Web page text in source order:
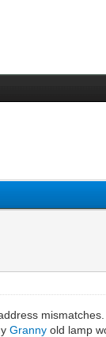
Granny old lamp